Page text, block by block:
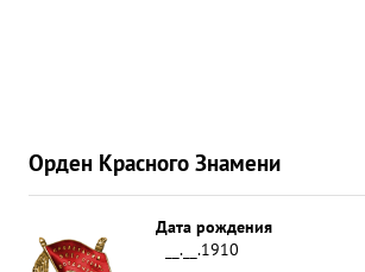
которого скосил первую горую
этом 65 не мецких солдат, что дало
удержать За плацдарм на западном
Орден Красного Знамени
Дата рождения
__.__.1910